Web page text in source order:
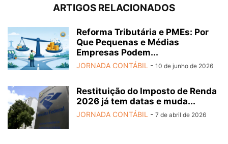
ARTIGOS RELACIONADOS
Reforma Tributária e PMEs: Por
Que Pequenas e Médias
Empresas Podem...
JORNADA CONTÁBIL - 10 de junho de 2026
Restituição do Imposto de Renda
2026 já tem datas e muda...
JORNADA CONTÁBIL - 7 de abril de 2026